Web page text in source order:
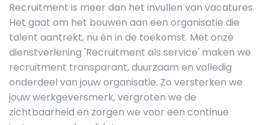
Recruitment is meer dan het invullen van vacatures.
Het gaat om het bouwen aan een organisatie die
talent aantrekt, nu én in de toekomst. Met onze
dienstverlening 'Recruitment als service' maken we
recruitment transparant, duurzaam en volledig
onderdeel van jouw organisatie. Zo versterken we
jouw werkgeversmerk, vergroten we de
zichtbaarheid en zorgen we voor een continue